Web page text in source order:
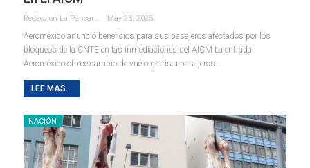
Redaccion La Pancarta De Quintana Roo May 23, 2025
Aeroméxico anunció beneficios para sus pasajeros afectados por los
bloqueos de la CNTE en las inmediaciones del AICM La entrada
Aeroméxico ofrece cambio de vuelo gratis a pasajeros…
LEE MAS...
NACIÓN